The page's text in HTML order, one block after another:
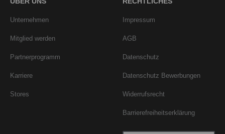
Unternehmen
Mitglied werden
Partnerprogramm
Karriere
Stores
Impressum
AGB
Datenschutz
Datenschutz Bewerbungen
Widerrufsrecht
Barrierefreiheitserklärung